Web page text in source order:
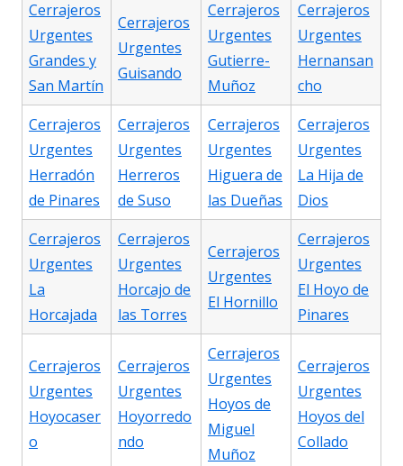
Cerrajeros
Urgentes
Grandes y
San Martín
Cerrajeros
Urgentes
Guisando
Cerrajeros
Urgentes
Gutierre-
Muñoz
Cerrajeros
Urgentes
Hernansan
cho
Cerrajeros
Urgentes
Herradón
de Pinares
Cerrajeros
Urgentes
Herreros
de Suso
Cerrajeros
Urgentes
Higuera de
las Dueñas
Cerrajeros
Urgentes
La Hija de
Dios
Cerrajeros
Urgentes
La
Horcajada
Cerrajeros
Urgentes
Horcajo de
las Torres
Cerrajeros
Urgentes
El Hornillo
Cerrajeros
Urgentes
El Hoyo de
Pinares
Cerrajeros
Urgentes
Hoyocaser
o
Cerrajeros
Urgentes
Hoyorredo
ndo
Cerrajeros
Urgentes
Hoyos de
Miguel
Muñoz
Cerrajeros
Urgentes
Hoyos del
Collado